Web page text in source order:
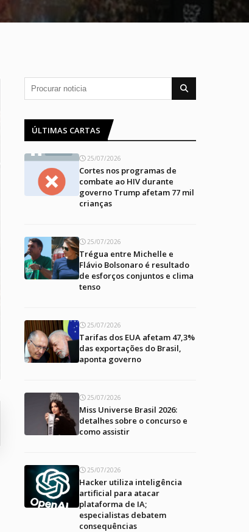
ÚLTIMAS CARTAS
25/07/2026
Cortes nos programas de
combate ao HIV durante
governo Trump afetam 77 mil
crianças
25/07/2026
Trégua entre Michelle e
Flávio Bolsonaro é resultado
de esforços conjuntos e clima
tenso
25/07/2026
Tarifas dos EUA afetam 47,3%
das exportações do Brasil,
aponta governo
25/07/2026
Miss Universe Brasil 2026:
detalhes sobre o concurso e
como assistir
25/07/2026
Hacker utiliza inteligência
artificial para atacar
plataforma de IA;
especialistas debatem
consequências